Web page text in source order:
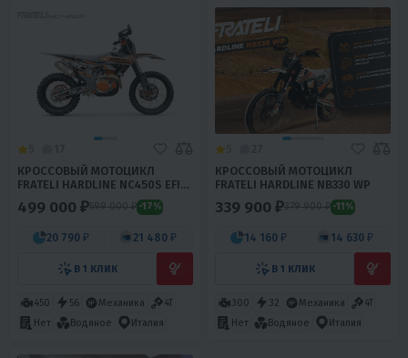
КРОССОВЫЙ МОТОЦИКЛ
FRATELI HARDLINE NC450S EFI
499 000 ₽599 000 ₽ -17%
20 790 ₽ 21 480 ₽
В 1 КЛИК
450 56 Механика
4T
Нет
Водяное Италия
КРОССОВЫЙ МОТОЦИКЛ
FRATELI HARDLINE NB330 WP
339 900 ₽379 900 ₽ -11%
14 160 ₽ 14 630 ₽
В 1 КЛИК
300 32 Механика
4T
Нет
Водяное Италия